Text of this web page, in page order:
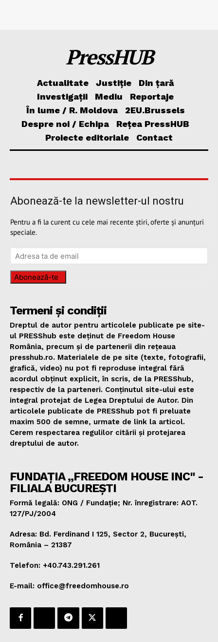
PressHUB
Actualitate Justiție
Din țară
Investigații
Mediu
Reportaje
În lume / R. Moldova
2EU.Brussels
Despre noi / Echipa
Rețea PressHUB
Proiecte editoriale
Contact
Abonează-te la newsletter-ul nostru
Pentru a fi la curent cu cele mai recente știri, oferte și anunțuri
speciale.
Abonează-te
Termeni și condiții
Dreptul de autor pentru articolele publicate pe site-
ul PRESShub este deținut de Freedom House
România, precum și de partenerii din rețeaua
presshub.ro. Materialele de pe site (texte, fotografii,
grafică, video) nu pot fi reproduse integral fără
acordul obținut explicit, în scris, de la PRESShub,
respectiv de la parteneri. Conținutul site-ului este
integral protejat de Legea Dreptului de Autor. Din
articolele publicate de PRESShub pot fi preluate
maxim 500 de semne, urmate de link la articol.
Cerem respectarea regulilor citării și protejarea
dreptului de autor.
FUNDAȚIA „FREEDOM HOUSE INC" -
FILIALA BUCUREȘTI
Formă legală: ONG / Fundație; Nr. înregistrare: AOT.
127/PJ/2004
Adresa: Bd. Ferdinand I 125, Sector 2, București,
România – 21387
Telefon: +40.743.291.261
E-mail: office@freedomhouse.ro